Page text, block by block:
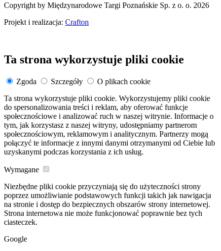
Copyright by Międzynarodowe Targi Poznańskie Sp. z o. o. 2026
Projekt i realizacja: Crafton
Ta strona wykorzystuje pliki cookie
Zgoda Szczegóły
O plikach cookie
Ta strona wykorzystuje pliki cookie. Wykorzystujemy pliki cookie
do spersonalizowania treści i reklam, aby oferować funkcje
społecznościowe i analizować ruch w naszej witrynie. Informacje o
tym, jak korzystasz z naszej witryny, udostępniamy partnerom
społecznościowym, reklamowym i analitycznym. Partnerzy mogą
połączyć te informacje z innymi danymi otrzymanymi od Ciebie lub
uzyskanymi podczas korzystania z ich usług.
Wymagane
Niezbędne pliki cookie przyczyniają się do użyteczności strony
poprzez umożliwianie podstawowych funkcji takich jak nawigacja
na stronie i dostęp do bezpiecznych obszarów strony internetowej.
Strona internetowa nie może funkcjonować poprawnie bez tych
ciasteczek.
Google